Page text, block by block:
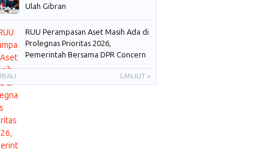
Ulah Gibran
RUU Perampasan Aset Masih Ada di
Prolegnas Prioritas 2026,
Pemerintah Bersama DPR Concern
LANJUT »